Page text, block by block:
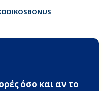
όσο και αν το